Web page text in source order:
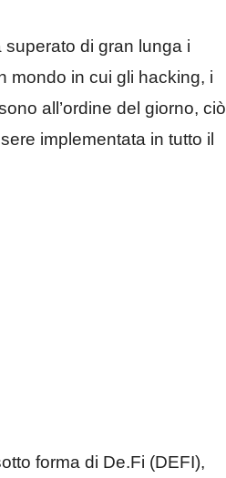
di gran lunga i
mondo in cui gli hacking, i
all’ordine del giorno, ciò
implementata in tutto il
forma di De.Fi (DEFI),